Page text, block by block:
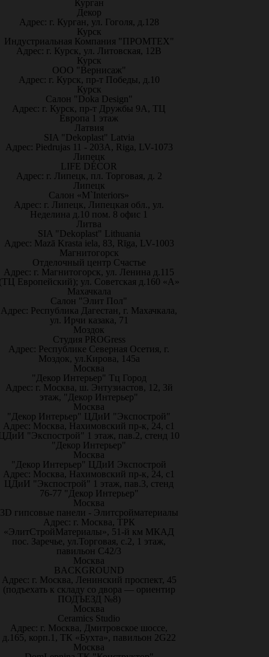
Курган
Декор
Адрес: г. Курган, ул. Гоголя, д.128
Курск
Индустриальная Компания "ПРОМТЕХ"
Адрес: г. Курск, ул. Литовская, 12В
Курск
ООО "Вернисаж"
Адрес: г. Курск, пр-т Победы, д.10
Курск
Салон "Doka Design"
Адрес: г. Курск, пр-т Дружбы 9А, ТЦ
Европа 1 этаж
Латвия
SIA "Dekoplast" Latvia
Адрес: Piedrujas 11 - 203A, Riga, LV-1073
Липецк
LIFE DÉCOR
Адрес: г. Липецк, пл. Торговая, д. 2
Липецк
Салон «M`Interiors»
Адрес: г. Липецк, Липецкая обл., ул.
Неделина д.10 пом. 8 офис 1
Литва
SIA "Dekoplast" Lithuania
Адрес: Mazā Krasta iela, 83, Rīga, LV-1003
Магнитогорск
Отделочный центр Счастье
Адрес: г. Магнитогорск, ул. Ленина д.115
Европейский); ул. Советская д.160 «А»
Махачкала
Салон "Элит Пол"
Адрес: Республика Дагестан, г. Махачкала,
ул. Ирчи казака, 71
Моздок
Студия PROGress
Адрес: Республике Северная Осетия, г.
Моздок, ул.Кирова, 145а
Москва
"Декор Интерьер" Тц Город
Адрес: г. Москва, ш. Энтузиастов, 12, 3й
этаж, "Декор Интерьер"
Москва
"Декор Интерьер" ЦДиИ "Экспострой"
Адрес: Москва, Нахимовский пр-к, 24, с1
"Экспострой" 1 этаж, пав.2, стенд 10
"Декор Интерьер"
Москва
"Декор Интерьер" ЦДиИ Экспострой
Адрес: Москва, Нахимовский пр-к, 24, с1
ЦДиИ "Экспострой" 1 этаж, пав.3, стенд
76-77 "Декор Интерьер"
Москва
3D гипсовые панели - Элитсройматериалы
Адрес: г. Москва, ТРК
«ЭлитСтройМатериалы», 51-й км МКАД
пос. Заречье, ул.Торговая, с.2, 1 этаж,
павильон С42/3
Москва
BACKGROUND
Адрес: г. Москва, Ленинский проспект, 45
(подъехать к складу со двора — ориентир
ПОДЪЕЗД №8)
Москва
Ceramics Studio
Адрес: г. Москва, Дмитровское шоссе,
д.165, корп.1, ТК «Бухта», павильон 2G22
Москва